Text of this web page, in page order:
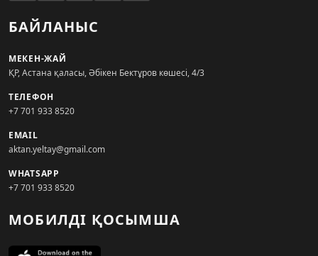
БАЙЛАНЫС
МЕКЕН-ЖАЙ
ҚР, Астана қаласы, Әбікен Бектұров көшесі, 4/3
ТЕЛЕФОН
+7 701 933 8520
EMAIL
aktan.yeltay@gmail.com
WHATSAPP
+7 701 933 8520
МОБИЛДІ ҚОСЫМША